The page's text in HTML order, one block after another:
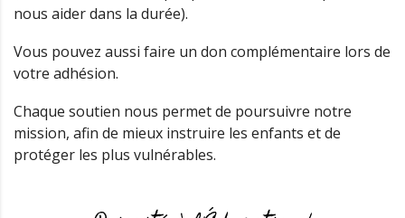
nous aider dans la durée).
Vous pouvez aussi faire un don complémentaire lors de
votre adhésion.
Chaque soutien nous permet de poursuivre notre
mission, afin de mieux instruire les enfants et de
protéger les plus vulnérables.